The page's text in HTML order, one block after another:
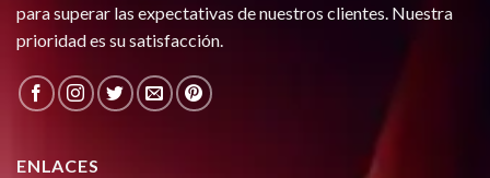
para superar las expectativas de nuestros clientes. Nuestra
prioridad es su satisfacción.
ENLACES